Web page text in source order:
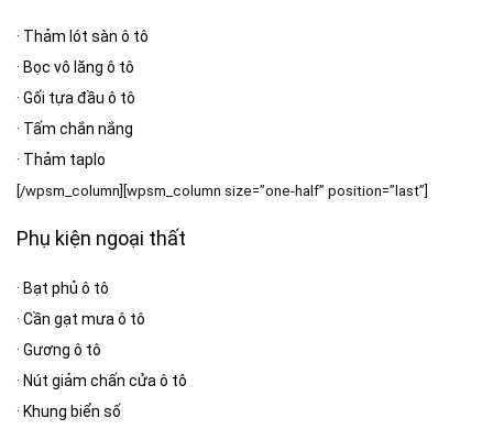
· Thảm lót sàn ô tô
· Bọc vô lăng ô tô
· Gối tựa đầu ô tô
· Tấm chắn nắng
· Thảm taplo
[/wpsm_column][wpsm_column size=”one-half” position=”last”]
Phụ kiện ngoại thất
· Bạt phủ ô tô
· Cần gạt mưa ô tô
· Gương ô tô
· Nút giảm chấn cửa ô tô
· Khung biển số